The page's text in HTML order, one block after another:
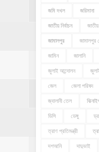
জমি দখল জরিমানা
জাতীয় নির্বাচন জাতীয়
জামালপুর জামালপুর
জামিন জালানি
জুলাই আন্দোলন
জেল জেলা পরিষদ
জ্বালানী তেল
ডিসি ডেঙ্গু
ত্রাণ প্রতিমন্ত্রী
দশআনি দাদুভাই